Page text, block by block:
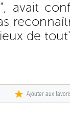
avait
de
Ajouter aux